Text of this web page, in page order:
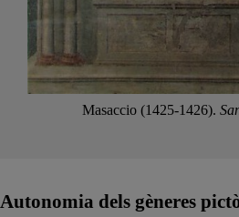
Masaccio (1425-1426).
Autonomia dels gèneres